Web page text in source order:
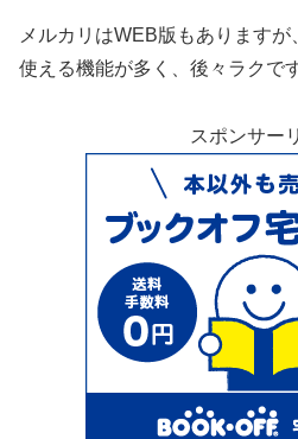
メルカリはWEB版もあります
使える機能が多く、後々ラクです
スポンサー